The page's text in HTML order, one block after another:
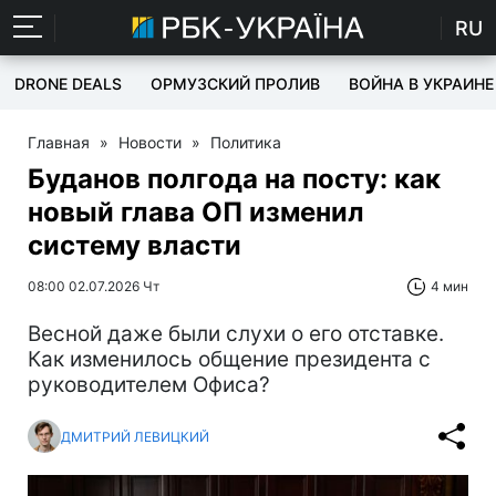
RU
DRONE DEALS ОРМУЗСКИЙ ПРОЛИВ ВОЙНА В УКРАИНЕ
Главная » Новости » Политика
Буданов полгода на посту: как
новый глава ОП изменил
систему власти
08:00 02.07.2026 Чт 4 мин
Весной даже были слухи о его отставке.
Как изменилось общение президента с
руководителем Офиса?
ДМИТРИЙ ЛЕВИЦКИЙ